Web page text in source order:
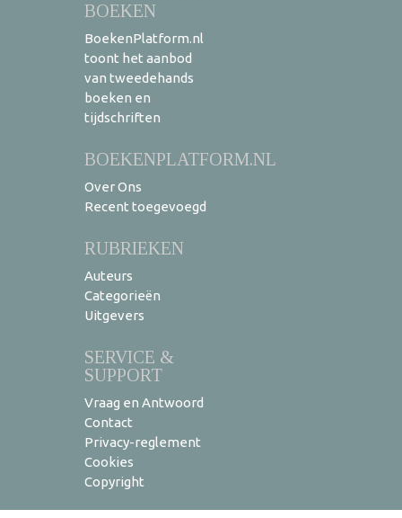
BOEKEN
BoekenPlatform.nl
toont het aanbod
van tweedehands
boeken en
tijdschriften
BOEKENPLATFORM.NL
Over Ons
Recent toegevoegd
RUBRIEKEN
Auteurs
Categorieën
Uitgevers
SERVICE &
SUPPORT
Vraag en Antwoord
Contact
Privacy-reglement
Cookies
Copyright